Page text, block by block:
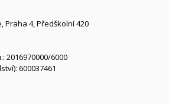
Praha 4, Předškolní 420
2016970000/6000
600037461